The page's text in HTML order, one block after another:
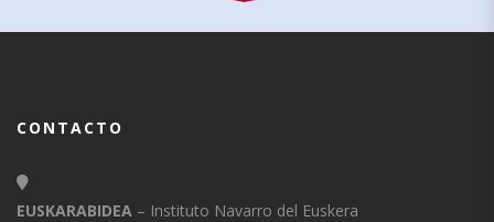
CONTACTO
EUSKARABIDEA – Instituto Navarro del Euskera